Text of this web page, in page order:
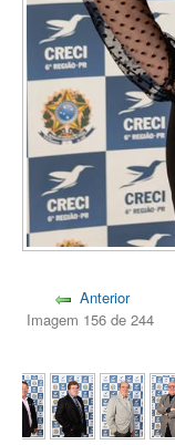
Anterior
Imagem 156 de 244